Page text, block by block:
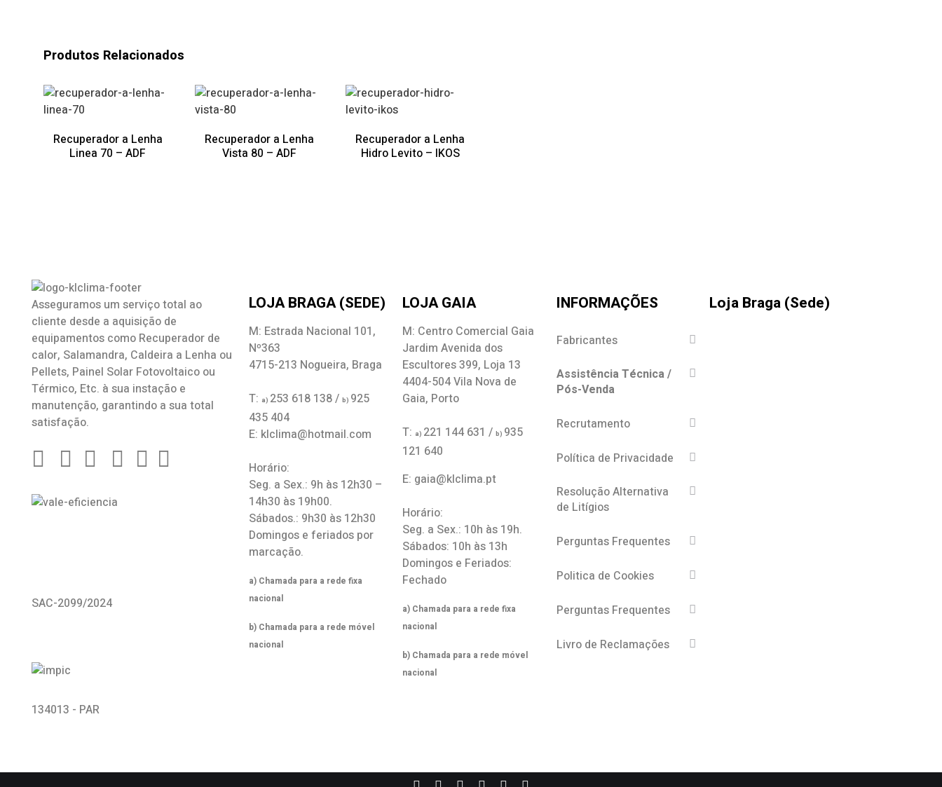
Produtos Relacionados
Recuperador a Lenha
Linea 70 – ADF
Recuperador a Lenha
Vista 80 – ADF
Recuperador a Lenha
Hidro Levito – IKOS
Asseguramos um serviço total ao
cliente desde a aquisição de
equipamentos como Recuperador de
calor, Salamandra, Caldeira a Lenha ou
Pellets, Painel Solar Fotovoltaico ou
Térmico, Etc. à sua instação e
manutenção, garantindo a sua total
satisfação.
SAC-2099/2024
134013 - PAR
LOJA BRAGA (SEDE)
M: Estrada Nacional 101,
Nº363
4715-213 Nogueira, Braga
T: a) 253 618 138 /b) 925
435 404
E: klclima@hotmail.com
Horário:
Seg. a Sex.: 9h às 12h30 –
14h30 às 19h00.
Sábados.: 9h30 às 12h30
Domingos e feriados por
marcação.
a) Chamada para a rede fixa
nacional
b) Chamada para a rede móvel
nacional
LOJA GAIA
M: Centro Comercial Gaia
Jardim Avenida dos
Escultores 399, Loja 13
4404-504 Vila Nova de
Gaia, Porto
T: a) 221 144 631 /b) 935
121 640
E: gaia@klclima.pt
Horário:
Seg. a Sex.: 10h às 19h.
Sábados: 10h às 13h
Domingos e Feriados:
Fechado
a) Chamada para a rede fixa
nacional
b) Chamada para a rede móvel
nacional
INFORMAÇÕES
Fabricantes
Assistência Técnica /
Pós-Venda
Recrutamento
Política de Privacidade
Resolução Alternativa
de Litígios
Perguntas Frequentes
Politica de Cookies
Perguntas Frequentes
Livro de Reclamações
Loja Braga (Sede)